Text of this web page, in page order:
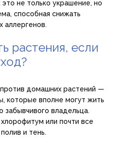
не только украшение, но
способная снижать
аллергенов.
растения, если
домашних растений —
которые вполне могут жить
владельца.
или почти все
и тень.